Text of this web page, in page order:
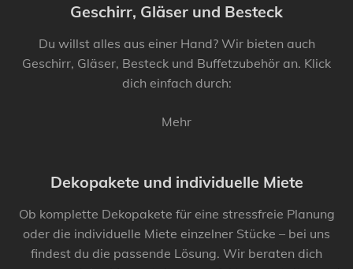
Geschirr, Gläser und Besteck
Du willst alles aus einer Hand? Wir bieten auch
Geschirr, Gläser, Besteck und Buffetzubehör an. Klick
dich einfach durch:
Mehr
Dekopakete und individuelle Miete
Ob komplette Dekopakete für eine stressfreie Planung
oder die individuelle Miete einzelner Stücke – bei uns
findest du die passende Lösung. Wir beraten dich